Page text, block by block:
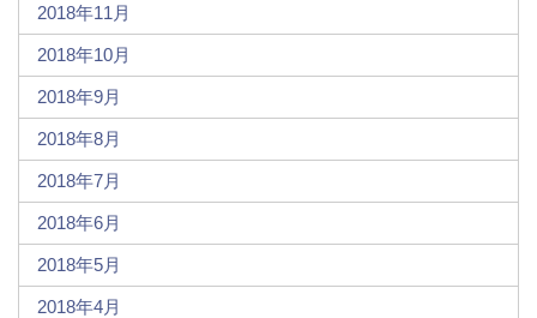
2018年11月
2018年10月
2018年9月
2018年8月
2018年7月
2018年6月
2018年5月
2018年4月